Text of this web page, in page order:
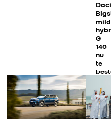
mild
G
140
nu
te